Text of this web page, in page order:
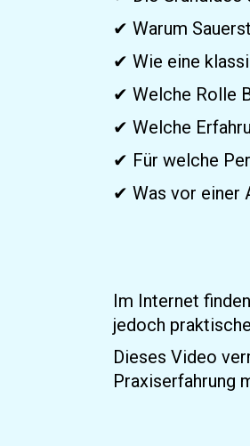
✔ Warum
✔ Wie eine
✔ Welche Rolle
✔ Welche
✔ Für welche
✔ Was vor einer
Im Internet
jedoch
Dieses Video
Praxiserfahrung